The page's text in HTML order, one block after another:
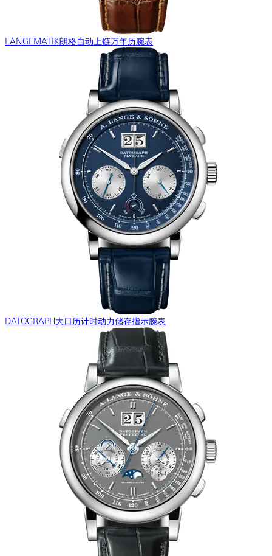
LANGEMATIK朗格自动上链万年历腕表
DATOGRAPH大日历计时动力储存指示腕表